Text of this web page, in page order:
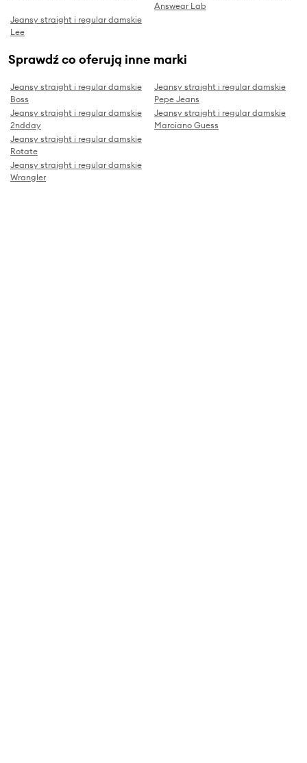
Answear Lab
Jeansy straight i regular damskie
Lee
Sprawdź co oferują inne marki
Jeansy straight i regular damskie
Boss
Jeansy straight i regular damskie
Pepe Jeans
Jeansy straight i regular damskie
2ndday
Jeansy straight i regular damskie
Marciano Guess
Jeansy straight i regular damskie
Rotate
Jeansy straight i regular damskie
Wrangler